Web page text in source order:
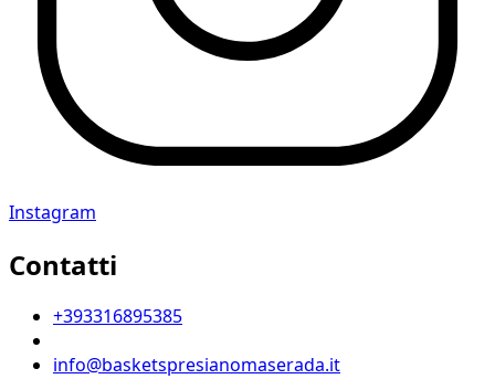
Instagram
Contatti
+393316895385
info@basketspresianomaserada.it